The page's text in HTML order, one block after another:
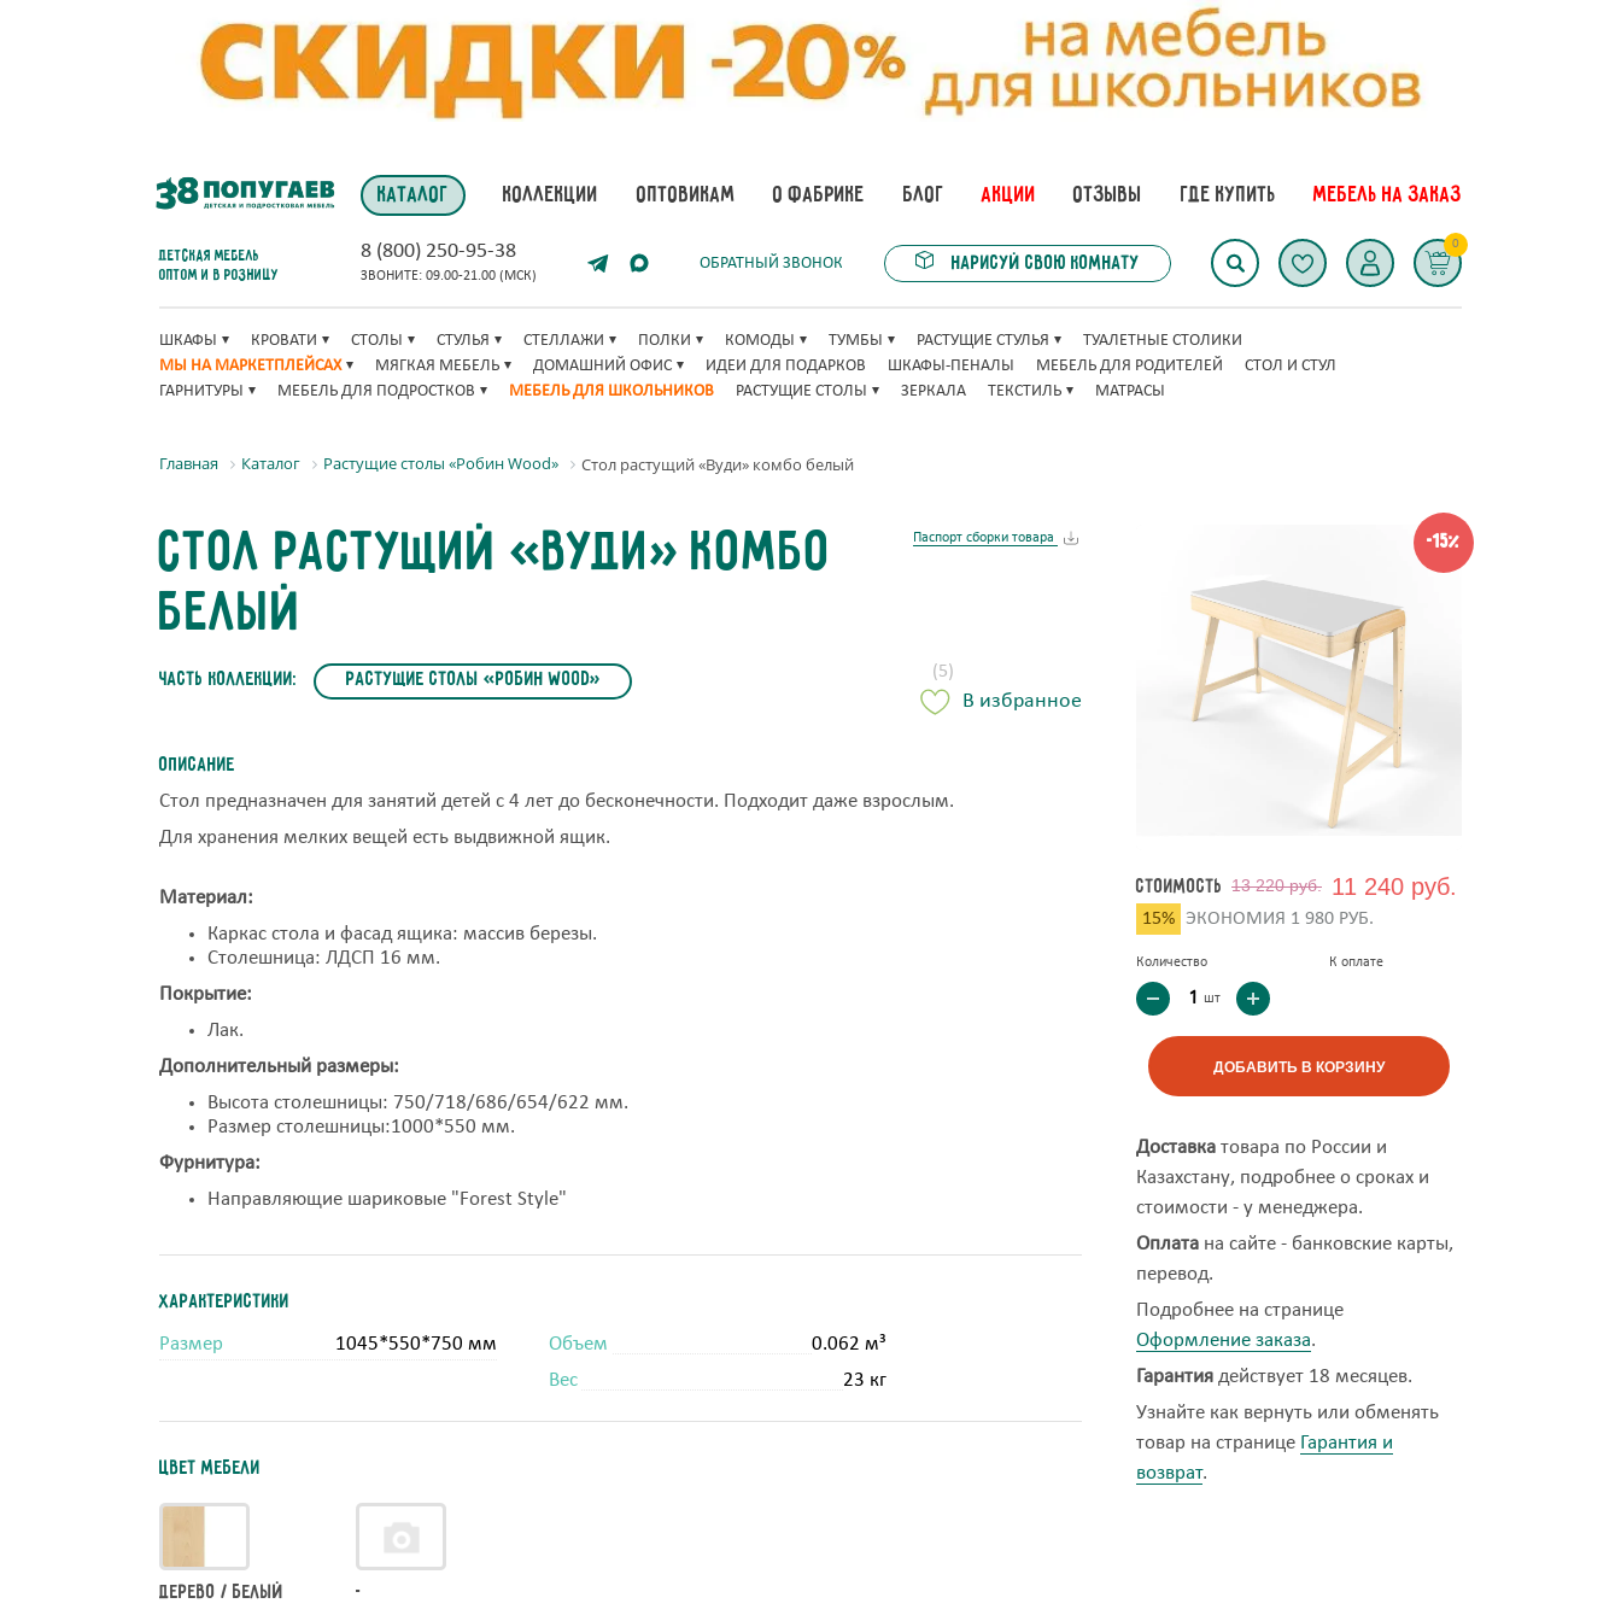
КАТАЛОГ КОЛЛЕКЦИИ ОПТОВИКАМ О ФАБРИКЕ БЛОГ АКЦИИ ОТЗЫВЫ ГДЕ КУПИТЬ МЕБЕЛЬ НА ЗАКАЗ
Детская мебель
оптом и в розницу
8 (800) 250-95-38
ЗВОНИТЕ: 09.00-21.00 (МСК)
ОБРАТНЫЙ ЗВОНОК Нарисуй свою комнату
0
ШКАФЫ КРОВАТИ СТОЛЫ СТУЛЬЯ СТЕЛЛАЖИ ПОЛКИ КОМОДЫ ТУМБЫ РАСТУЩИЕ СТУЛЬЯ
ТУАЛЕТНЫЕ СТОЛИКИ
МЫ НА МАРКЕТПЛЕЙСАХ
МЯГКАЯ МЕБЕЛЬ ДОМАШНИЙ ОФИС ИДЕИ ДЛЯ ПОДАРКОВ ШКАФЫ-ПЕНАЛЫ МЕБЕЛЬ ДЛЯ РОДИТЕЛЕЙ
СТОЛ И СТУЛ
ГАРНИТУРЫ
МЕБЕЛЬ ДЛЯ ПОДРОСТКОВ МЕБЕЛЬ ДЛЯ ШКОЛЬНИКОВ РАСТУЩИЕ СТОЛЫ ЗЕРКАЛА ТЕКСТИЛЬ МАТРАСЫ
Главная Каталог Растущие столы «Робин Wood» Стол растущий «Вуди» комбо белый
-15%
Стоимость 13 220 руб. 11 240 руб.
15% ЭКОНОМИЯ 1 980 РУБ.
Количество
шт
К оплате
ДОБАВИТЬ В КОРЗИНУ
Доставка товара по России и
Казахстану, подробнее о сроках и
стоимости - у менеджера.
Оплата на сайте - банковские карты,
перевод.
Подробнее на странице
Оформление заказа.
Гарантия действует 18 месяцев.
Узнайте как вернуть или обменять
товар на странице Гарантия и
возврат.
Стол растущий «Вуди» комбо
белый
часть коллекции: Растущие столы «Робин Wood» (5)
В избранное
Паспорт сборки товара
Описание
Стол предназначен для занятий детей с 4 лет до бесконечности. Подходит даже взрослым.
Для хранения мелких вещей есть выдвижной ящик.
Материал:
Каркас стола и фасад ящика: массив березы.
Столешница: ЛДСП 16 мм.
Покрытие:
Лак.
Дополнительный размеры:
Высота столешницы: 750/718/686/654/622 мм.
Размер столешницы:1000*550 мм.
Фурнитура:
Направляющие шариковые "Forest Style"
Характеристики
Размер 1045*550*750 мм Объем
0.062 м³
Вес
23 кг
Цвет мебели
Дерево / белый -